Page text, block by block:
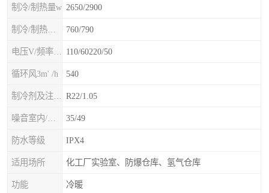
制冷/制热量w 2650/2900
760/790
110/60220/50
循环风3m' /h 540
R22/1.05
35/49
防水等级 IPX4
适用场所 化工厂实验室、防爆仓库、氢气仓库
功能 冷暖